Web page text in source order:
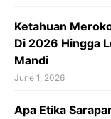
Ketahuan
Di 2026 Hingga
Mandi
June 1, 2026
Apa Etika